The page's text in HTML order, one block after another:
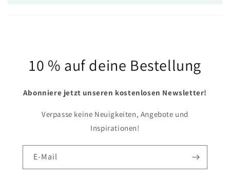
10 % auf deine Bestellung
Abonniere jetzt unseren kostenlosen Newsletter!
Verpasse keine Neuigkeiten, Angebote und
Inspirationen!
E-Mail